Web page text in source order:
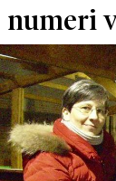
numeri